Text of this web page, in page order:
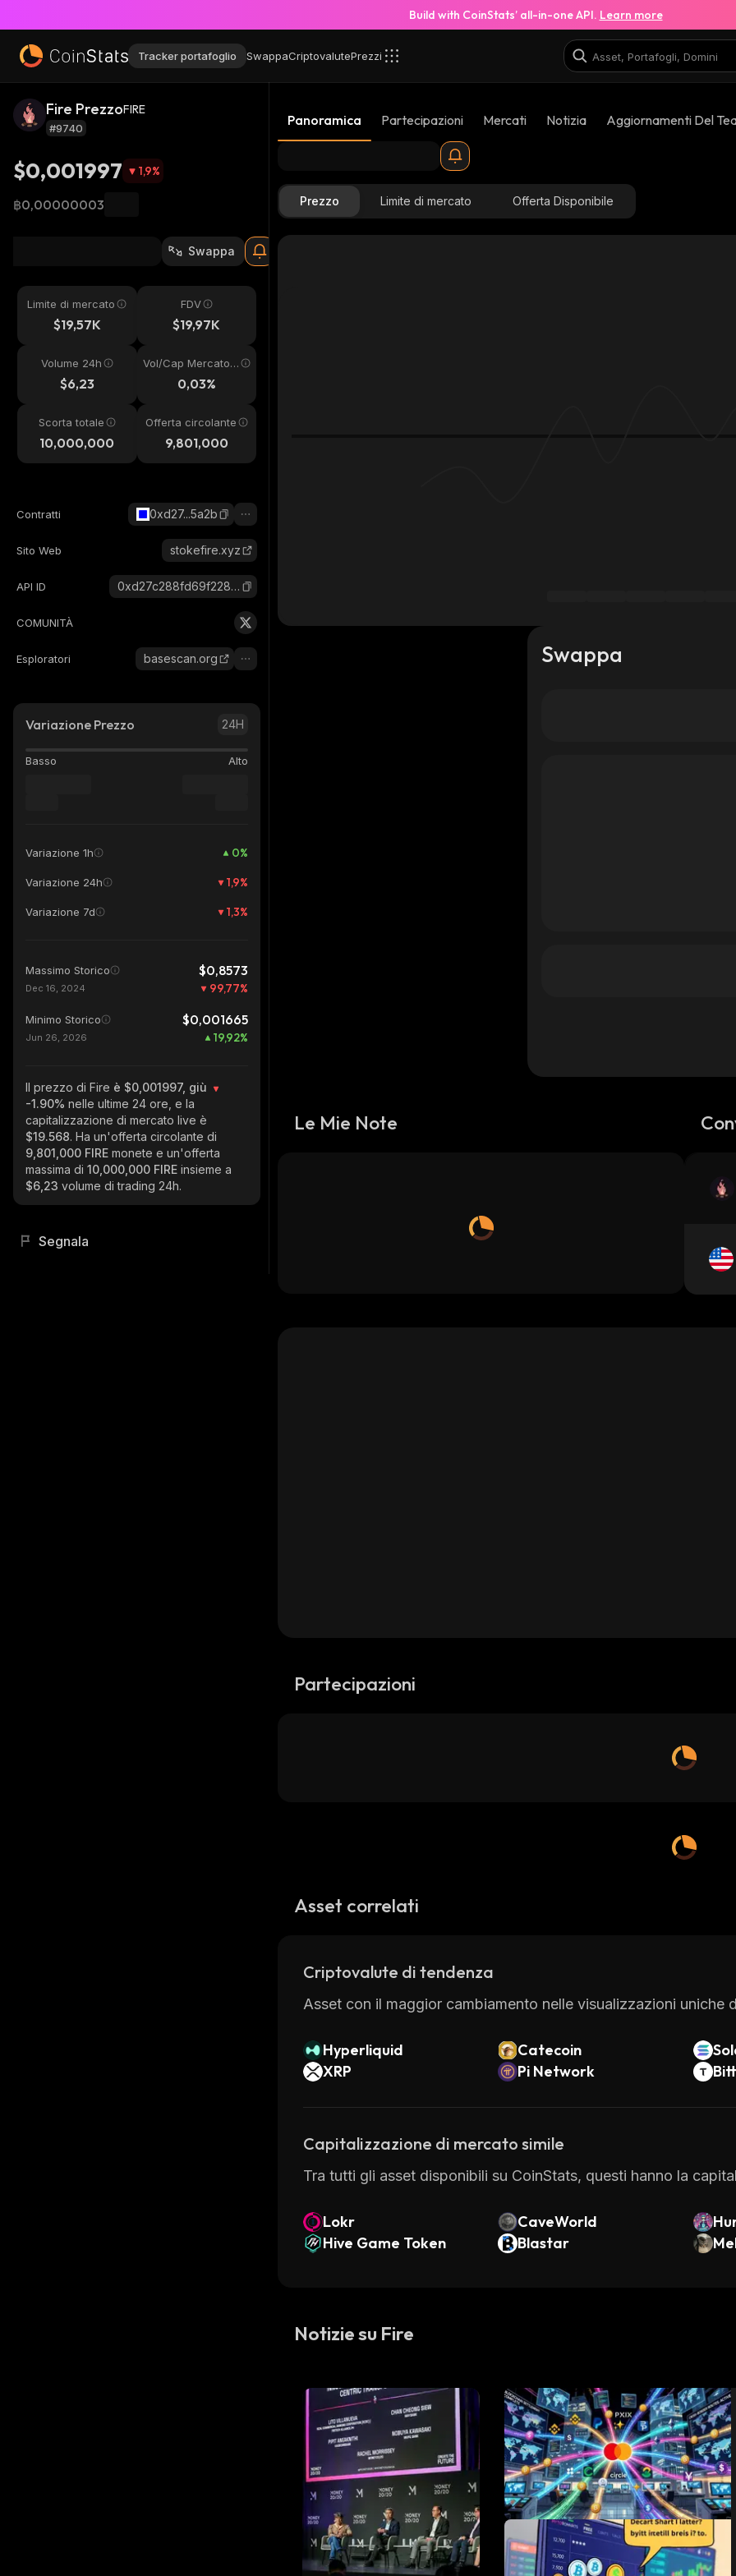
Build with CoinStats’ all-in-one API. Learn more
Tracker portafoglio SwappaCriptovalutePrezzi
Fire PrezzoFIRE
#9740
$0,001997 1,9%
฿0,00000003
Swappa
Limite di mercato
$19,57K
FDV
$19,97K
Volume 24h
$6,23
Vol/Cap Mercato
0,03%
Scorta totale
10,000,000
Offerta circolante
9,801,000
Contratti 0xd27...5a2b
Sito Web stokefire.xyz
API ID 0xd27c288fd69f228e0c02f79e5ecadff962e05a2b_base
COMUNITÀ
Esploratori basescan.org
Variazione Prezzo 24H
Basso Alto
Variazione 1h 0%
Variazione 24h 1,9%
Variazione 7d 1,3%
Massimo Storico $0,8573
Dec 16, 2024 99,77%
Minimo Storico $0,001665
Jun 26, 2026 19,92%
Il prezzo di Fire è $0,001997, giù
-1.90% nelle ultime 24 ore, e la
capitalizzazione di mercato live è
$19.568. Ha un'offerta circolante di
9,801,000 FIRE monete e un'offerta
massima di 10,000,000 FIRE insieme a
$6,23 volume di trading 24h.
Segnala
Panoramica Partecipazioni Mercati Notizia Aggiornamenti Del
Prezzo Limite di mercato Offerta Disponibile
Swappa
Le Mie Note
Partecipazioni
Asset correlati
Criptovalute di tendenza
Asset con il maggior cambiamento nelle visualizzazioni uniche
Hyperliquid Catecoin
XRP
Pi Network
Capitalizzazione di mercato simile
Tra tutti gli asset disponibili su CoinStats, questi hanno la
Lokr CaveWorld
Hive Game Token
Blastar
Notizie su Fire